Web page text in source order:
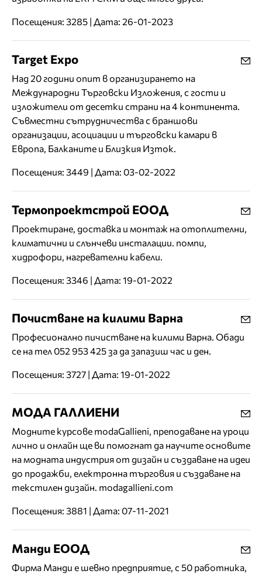
Посещения: 3285 | Дата: 26-01-2023
Target Expo
Над 20 години опит в организирането на
Международни Търговски Изложения, с гости и
изложители от десетки страни на 4 континента.
Съвместни cътрудничества с браншови
организации, асоциации и търговски камари в
Европа, Балканите и Близкия Изток.
Посещения: 3449 | Дата: 03-02-2022
Термопроектстрой ЕООД
Проектиране, доставка и монтаж на отоплителни,
климатични и слънчеви инсталации. помпи,
хидрофори, нагревателни кабели.
Посещения: 3346 | Дата: 19-01-2022
Почистване на килими Варна
Професионално пичистване на килими Варна. Обади
се на тел 052 953 425 за да запазиш час и ден.
Посещения: 3727 | Дата: 19-01-2022
МОДА ГАЛЛИЕНИ
Модните курсове modaGallieni, преподаване на уроци
лично и онлайн ще ви помогнат да научите основите
на модната индустрия от дизайн и създаване на идеи
до продажби, електронна търговия и създаване на
текстилен дизайн. modagallieni.com
Посещения: 3881 | Дата: 07-11-2021
Манди ЕООД
Фирма Манди е шевно предприятие, с 50 работника,